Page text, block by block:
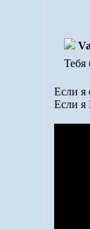
Тебя
Если я
Если я